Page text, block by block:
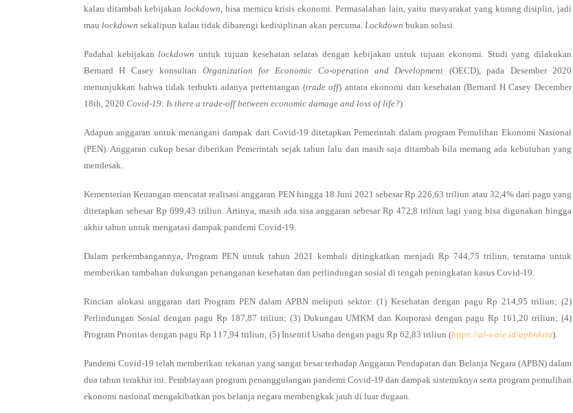
kalau ditambah kebijakanlockdown, bisa memicu krisis ekonomi. Permasalahan lain, yaitu masyarakat yang kurang disiplin, jadi
mau lockdown sekalipun kalau tidak dibarengi kedisiplinan akan percuma. Lockdown bukan solusi.
Padahal kebijakanlockdown untuk tujuan kesehatan selaras dengan kebijakan untuk tujuan ekonomi. Studi yang dilakukan
Bernard H Casey konsultan Organization for Economic Co-operation and Development (OECD), pada Desember 2020
menunjukkan bahwa tidak terbukti adanya pertentangan (trade off) antara ekonomi dan kesehatan (Bernard H Casey December
18th, 2020 Covid-19: Is there a trade-off between economic damage and loss of life?)
Adapun anggaran untuk menangani dampak dari Covid-19 ditetapkan Pemerintah dalam program Pemulihan Ekonomi Nasional
(PEN). Anggaran cukup besar diberikan Pemerintah sejak tahun lalu dan masih saja ditambah bila memang ada kebutuhan yang
mendesak.
Kementerian Keuangan mencatat realisasi anggaran PEN hingga 18 Juni 2021 sebesar Rp 226,63 triliun atau 32,4% dari pagu yang
ditetapkan sebesar Rp 699,43 triliun. Artinya, masih ada sisa anggaran sebesar Rp 472,8 triliun lagi yang bisa digunakan hingga
akhir tahun untuk mengatasi dampak pandemi Covid-19.
Dalam perkembangannya, Program PEN untuk tahun 2021 kembali ditingkatkan menjadi Rp 744,75 triliun, terutama untuk
memberikan tambahan dukungan penanganan kesehatan dan perlindungan sosial di tengah peningkatan kasus Covid-19.
Rincian alokasi anggaran dari Program PEN dalam APBN meliputi sektor: (1) Kesehatan dengan pagu Rp 214,95 triliun; (2)
Perlindungan Sosial dengan pagu Rp 187,87 triliun; (3) Dukungan UMKM dan Korporasi dengan pagu Rp 161,20 triliun; (4)
Program Prioritas dengan pagu Rp 117,94 triliun; (5) Insentif Usaha dengan pagu Rp 62,83 triliun (https://al-waie.id/apbnkita).
Pandemi Covid-19 telah memberikan tekanan yang sangat besar terhadap Anggaran Pendapatan dan Belanja Negara (APBN) dalam
dua tahun terakhir ini. Pembiayaan program penanggulangan pandemi Covid-19 dan dampak sistemiknya serta program pemulihan
ekonomi nasional mengakibatkan pos belanja negara membengkak jauh di luar dugaan.